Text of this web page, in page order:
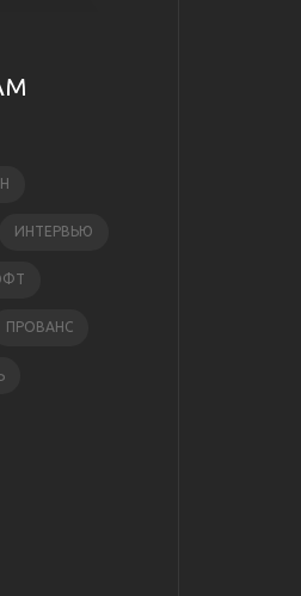
ИНТЕРВЬЮ
ПРОВАНС